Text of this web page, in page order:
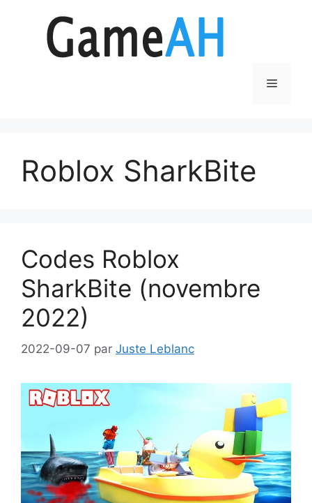
Menu
Roblox SharkBite
Codes Roblox
SharkBite (novembre
2022)
2022-09-07 par Juste Leblanc